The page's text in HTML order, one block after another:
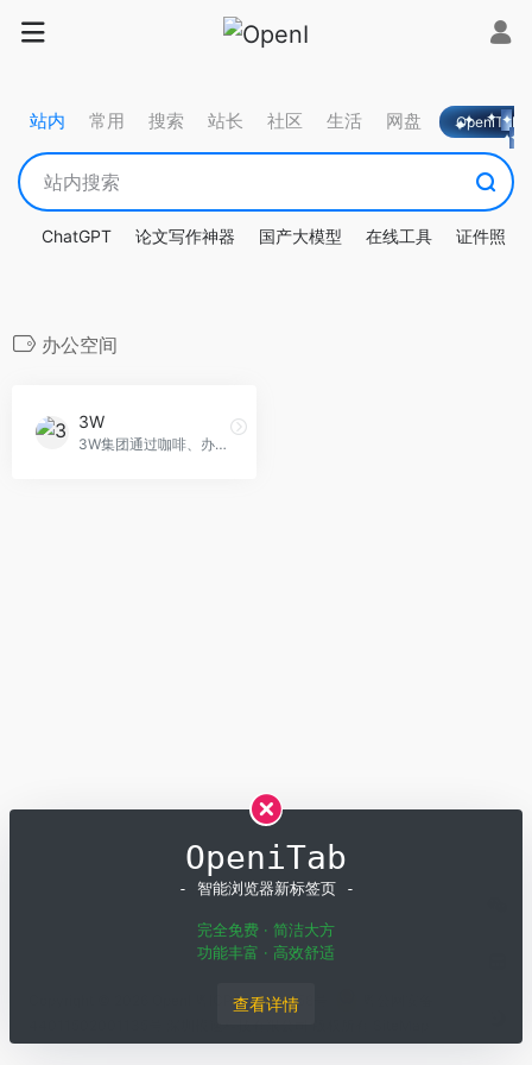
站内 常用 搜索 站长 社区 生活 网盘 OpeniTab
ChatGPT 论文写作神器 国产大模型 在线工具 证件照
办公空间
3W
3W集团通过咖啡、办公空间、种子基金等九大业务，汇聚优质企业服务商，致力于融合产品与服务、办公与生活。
粤ICP备19001258号
OpeniTab
- 智能浏览器新标签页 -
完全免费 · 简洁大方
功能丰富 · 高效舒适
查看详情